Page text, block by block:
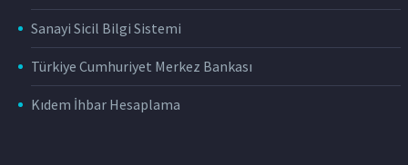
Sanayi Sicil Bilgi Sistemi
Türkiye Cumhuriyet Merkez Bankası
Kıdem İhbar Hesaplama